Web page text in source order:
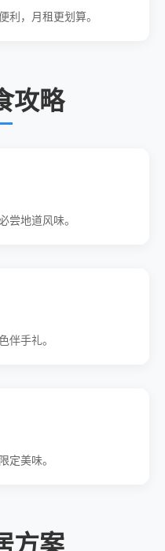
利，月租更划算。
攻略
尝地道风味。
伴手礼。
定美味。
方案